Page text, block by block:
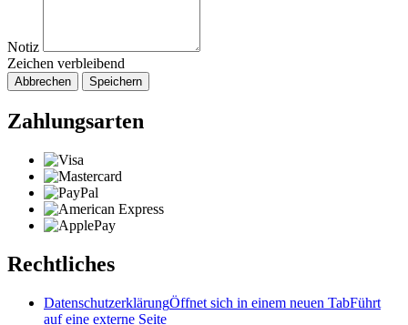
Notiz
Zeichen verbleibend
Abbrechen Speichern
Zahlungsarten
Rechtliches
DatenschutzerklärungÖffnet sich in einem neuen TabFührt
auf eine externe Seite